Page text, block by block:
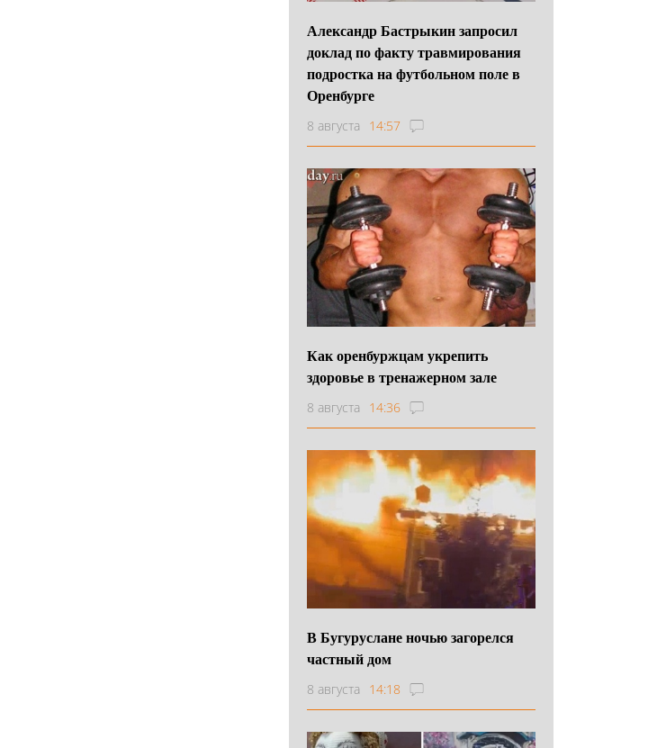
Александр Бастрыкин запросил
доклад по факту травмирования
подростка на футбольном поле в
Оренбурге
8 августа 14:57
Как оренбуржцам укрепить
здоровье в тренажерном зале
8 августа 14:36
В Бугуруслане ночью загорелся
частный дом
8 августа 14:18